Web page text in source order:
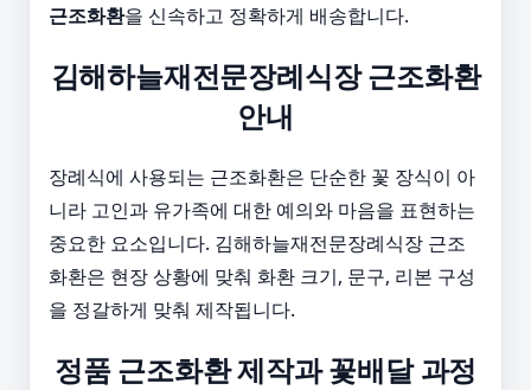
근조화환을 신속하고 정확하게 배송합니다.
김해하늘재전문장례식장 근조화환
안내
장례식에 사용되는 근조화환은 단순한 꽃 장식이 아
니라 고인과 유가족에 대한 예의와 마음을 표현하는
중요한 요소입니다. 김해하늘재전문장례식장 근조
화환은 현장 상황에 맞춰 화환 크기, 문구, 리본 구성
을 정갈하게 맞춰 제작됩니다.
정품 근조화환 제작과 꽃배달 과정